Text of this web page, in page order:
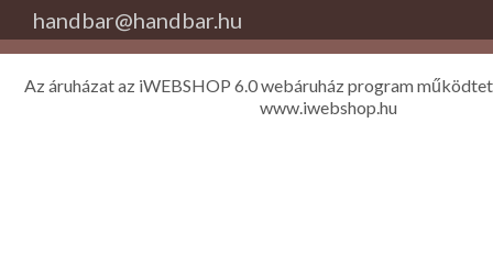
handbar@handbar.hu
Az áruházat az iWEBSHOP 6.0 webáruház program
www.iwebshop.hu